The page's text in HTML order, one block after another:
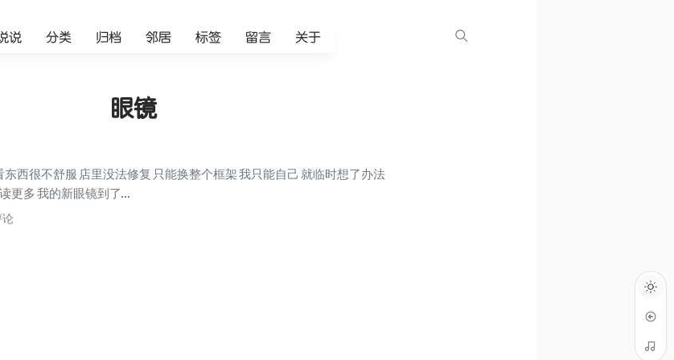
说 分类 归档 邻居 标签 留言 关于
眼镜
西很不舒服 店里没法修复 只能换整个框架 我只能自己 就临时想了办法
更多 我的新眼镜到了...
论